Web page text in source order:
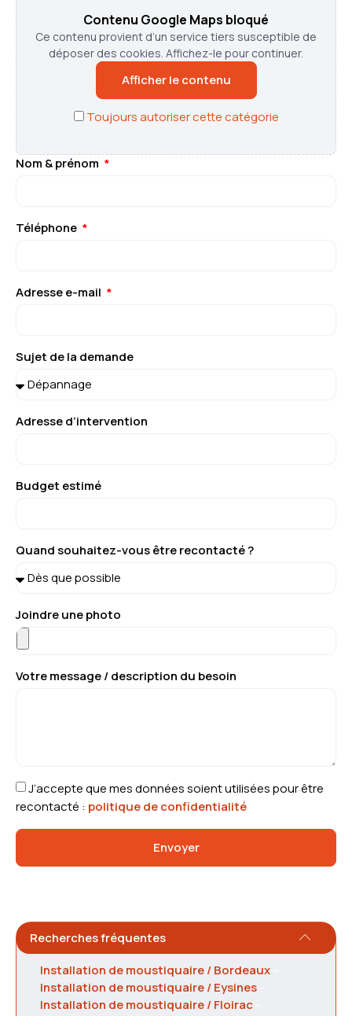
Contenu Google Maps bloqué
Ce contenu provient d’un service tiers susceptible de
déposer des cookies. Affichez-le pour continuer.
Afficher le contenu
Toujours autoriser cette catégorie
Nom & prénom
Téléphone
Adresse e-mail
Sujet de la demande
Adresse d’intervention
Budget estimé
Quand souhaitez-vous être recontacté ?
Joindre une photo
Votre message / description du besoin
J’accepte que mes données soient utilisées pour être
recontacté : politique de confidentialité
Envoyer
Recherches fréquentes
Installation de moustiquaire / Bordeaux
Installation de moustiquaire / Eysines
Installation de moustiquaire / Floirac